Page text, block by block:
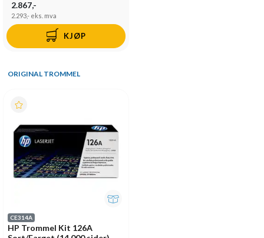
2.867,-
2.293,- eks. mva
KJØP
ORIGINAL TROMMEL
CE314A
HP Trommel Kit 126A